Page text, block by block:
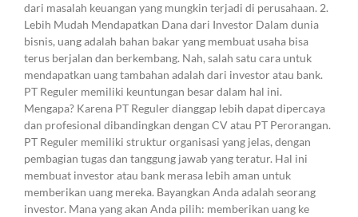
dari masalah keuangan yang mungkin terjadi di perusahaan. 2.
Lebih Mudah Mendapatkan Dana dari Investor Dalam dunia
bisnis, uang adalah bahan bakar yang membuat usaha bisa
terus berjalan dan berkembang. Nah, salah satu cara untuk
mendapatkan uang tambahan adalah dari investor atau bank.
PT Reguler memiliki keuntungan besar dalam hal ini.
Mengapa? Karena PT Reguler dianggap lebih dapat dipercaya
dan profesional dibandingkan dengan CV atau PT Perorangan.
PT Reguler memiliki struktur organisasi yang jelas, dengan
pembagian tugas dan tanggung jawab yang teratur. Hal ini
membuat investor atau bank merasa lebih aman untuk
memberikan uang mereka. Bayangkan Anda adalah seorang
investor. Mana yang akan Anda pilih: memberikan uang ke